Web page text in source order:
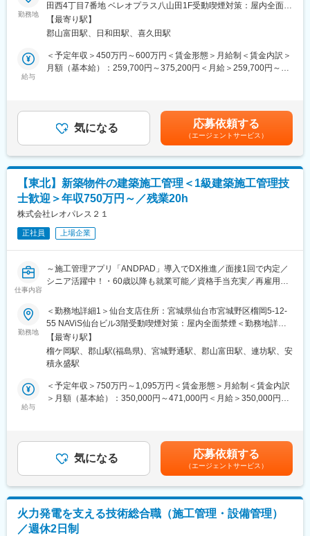
■はたらき方：
・年間休日123日
・残業30H程
能性あり
▼以下、残業削減の取り組み例▼
労働時間を考えるため、残業時間過多にならないよう全体調整が
可能。また、現場に担当者が2名以上いれば時差出勤なども可能
（3）iPadでの品質管理
（4）基本直行直帰
★業界最大手としてコンプライアンス遵守・高い基準での就業管
理体制です
■キャリア：
・中途新卒関係なく管理職を目指せる正当な評価体制があり、定
期的な面談を行い、目標設定、評価フィードバック実施
■福利厚生：子一人に対し100万円支給／退職金・企業年金・企業
型DCあり
変更の範囲：会社の定める業務
■業務内容
これまでに260万戸以上の住宅を建設してきた積水ハウスグルー
プである当社にて、積水ハウスが施工した戸建住宅のリフォーム
施工管理業務をお任せします。
・オーナー様への配慮(進捗状況のご報告、近隣対応) 等
・会社支給のタブレットの社内アプリにより、図面や資料をすぐ
に確認でき、業務効率化が図れます。
・オーナー様の想いを形にすることで、たくさんの「ありがと
う」がいただけるお仕事です。
■当社について
当社は積水ハウスにお住いのオーナー様にリフォ―ムの企画、設
計、施工管理を通して、「いつもいまが快適」に暮らしていただ
くためのお手伝いをする積水ハウスグループのリフォーム会社で
す。積水ハウスならではの強靭な構造体をそのまま生かし、積水
ネリフォームにより、20年、30年、100年先も「住み継がれてい
く」住まいづくりを目指します。
■グローバルビジョン
“「わが家」を世界一幸せな場所にする”
います。
勤務地
田西4丁目7番地 ベレオプラス八山田1F受動喫煙対策：屋内全面禁
煙変更の範囲：会社の定める事業所
【最寄り駅】
郡山富田駅、日和田駅、喜久田駅
給与
＜予定年収＞450万円～600万円＜賃金形態＞月給制＜賃金内訳＞
月額（基本給）：259,700円～375,200円＜月給＞259,700円～
与）賃金はあくまでも目安の金額であり、選考を通じて上下する
可能性があります。月給(月額)は固定手当を含めた表記です。
気になる 応募依頼する
（エージェントサービス）
【東北】新築物件の建築施工管理＜1級建築施工管理技
士歓迎＞年収750万円～／残業20h
株式会社レオパレス２１
正社員 上場企業
仕事内容
～施工管理アプリ「ANDPAD」導入でDX推進／面接1回で内定／
シニア活躍中！・60歳以降も就業可能／資格手当充実／再雇用制
■業務内容：
新築工事、既存建物のメンテナンス、リフォーム、原状回復工事
など、元請工事の主任技術者として、工程管理、品質管理、安全
管理等の施工管理業務をお任せします。
特に、当社のほぼすべての物件は木造であり、2階建てワンルーム
（25平方メートル）×14世帯の建物が中心です。
新築物件1案件の平均工期は約8か月で、1人当たり1棟の担当を予
■入社後：
社内研修で基礎知識を身につけていただき、その後は先輩と現場
す！
■労働環境：
勤務地
＜勤務地詳細1＞仙台支店住所：宮城県仙台市宮城野区榴岡5-12-
55 NAViS仙台ビル3階受動喫煙対策：屋内全面禁煙＜勤務地詳細2
＞郡山支店住所：福島県郡山市駅前1丁目14－1 増子駅前ビル1Ｆ
受動喫煙対策：屋内全面禁煙変更の範囲：会社の定める事業所
【最寄り駅】
榴ケ岡駅、郡山駅(福島県)、宮城野通駅、郡山富田駅、連坊駅、安
積永盛駅
給与
＜予定年収＞750万円～1,095万円＜賃金形態＞月給制＜賃金内訳
＞月額（基本給）：350,000円～471,000円＜月給＞350,000円～
賃金はあくまでも目安の金額であり、選考を通じて上下する可能
性があります。月給(月額)は固定手当を含めた表記です。
気になる 応募依頼する
（エージェントサービス）
火力発電を支える技術総合職（施工管理・設備管理）
／週休2日制